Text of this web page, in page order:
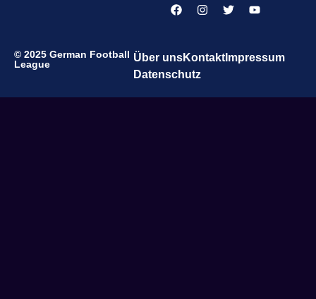
© 2025 German Football
League
Über unsKontaktImpressum
Datenschutz